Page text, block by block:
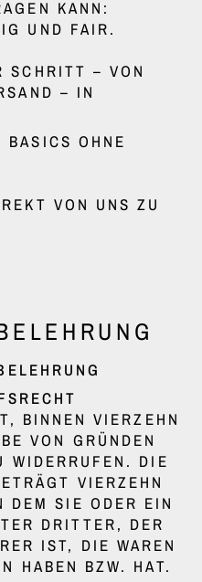
KANN:
UND FAIR.
SCHRITT – VON
– IN
BASICS OHNE
VON UNS ZU
BINNEN VIERZEHN
VON GRÜNDEN
WIDERRUFEN. DIE
VIERZEHN
DEM SIE ODER EIN
DRITTER, DER
IST, DIE WAREN
HABEN BZW. HAT.